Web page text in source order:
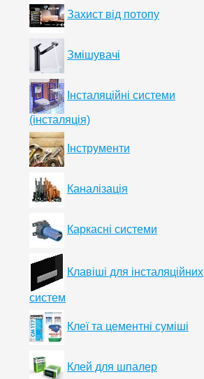
Захист від потопу
Змішувачі
Інсталяційні системи
(інсталяція)
Інструменти
Каналізація
Каркасні системи
Клавіші для інсталяційних
систем
Клеї та цементні суміші
Клей для шпалер